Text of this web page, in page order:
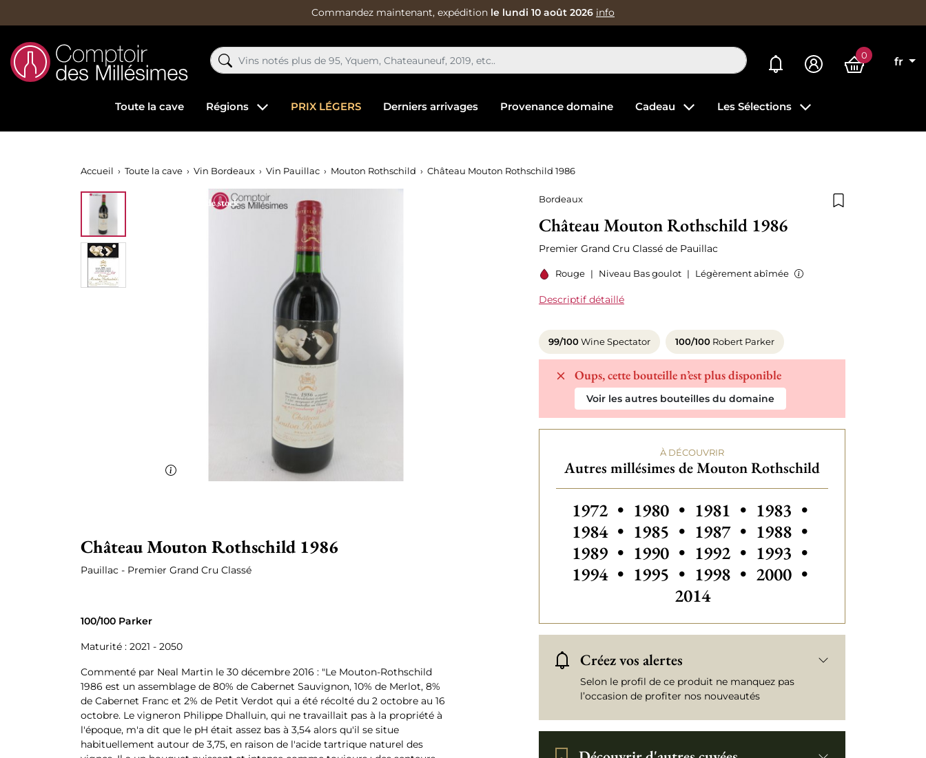
Commandez maintenant, expédition le lundi 10 août 2026 info
Mes alertes 0
fr
Toute la cave Régions PRIX LÉGERS Derniers arrivages Provenance domaine Cadeau Les Sélections
Accueil Toute la cave Vin Bordeaux Vin Pauillac Mouton Rothschild Château Mouton Rothschild 1986
Bordeaux
Château Mouton Rothschild 1986
Premier Grand Cru Classé de Pauillac
Rouge | Niveau Bas goulot | Légèrement abîmée
Descriptif détaillé
99/100Wine Spectator 100/100 Robert Parker
Oups, cette bouteille n’est plus disponible
Voir les autres bouteilles du domaine
À DÉCOUVRIR
Autres millésimes de Mouton Rothschild
Autres millésimes de Mouton Rothschild
1972 • Autres millésimes de Mouton
1980 • Autres millésimes de Mouton
1981 • Autres millésimes de
1983 •
1984 • Autres millésimes de Mouton
1985 • Autres millésimes de Mouton
1987 • Autres millésimes de
1988 •
1989 • Autres millésimes de Mouton
1990 • Autres millésimes de Mouton
1992 • Autres millésimes de
1993 •
1994 • Autres millésimes de Mouton
1995 • Autres millésimes de Mouton
1998 • Autres millésimes de
2000 •
2014
Créez vos alertes
Selon le profil de ce produit ne manquez pas
l’occasion de profiter nos nouveautés
Rupture de stock
Château Mouton Rothschild 1986
Pauillac - Premier Grand Cru Classé
100/100 Parker
Maturité : 2021 - 2050
Commenté par Neal Martin le 30 décembre 2016 : "Le Mouton-Rothschild
1986 est un assemblage de 80% de Cabernet Sauvignon, 10% de Merlot, 8%
de Cabernet Franc et 2% de Petit Verdot qui a été récolté du 2 octobre au 16
octobre. Le vigneron Philippe Dhalluin, qui ne travaillait pas à la propriété à
l'époque, m'a dit que le pH était assez bas à 3,54 alors qu'il se situe
habituellement autour de 3,75, en raison de l'acide tartrique naturel des